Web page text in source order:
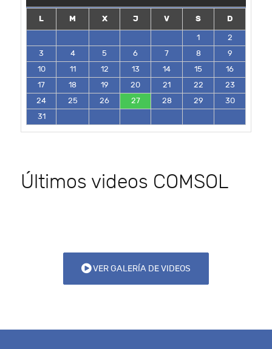
L M X J V S
D
1
2
3
4 5 6 7 8
9
10
11 12 13 14 15
16
17
18 19 20 21 22
23
24
25 26 27 28 29
30
31
Últimos videos COMSOL
VER GALERÍA DE VIDEOS